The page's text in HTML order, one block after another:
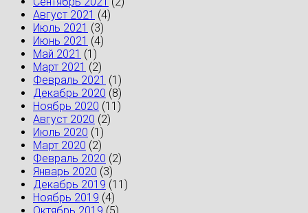
Август 2021 (4)
Июль 2021 (3)
Июнь 2021 (4)
Май 2021 (1)
Март 2021 (2)
Февраль 2021 (1)
Декабрь 2020 (8)
Ноябрь 2020 (11)
Август 2020 (2)
Июль 2020 (1)
Март 2020 (2)
Февраль 2020 (2)
Январь 2020 (3)
Декабрь 2019 (11)
Ноябрь 2019 (4)